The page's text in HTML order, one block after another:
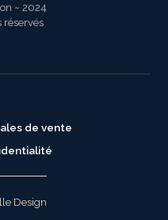
~ 2024
réservés
de vente
Design